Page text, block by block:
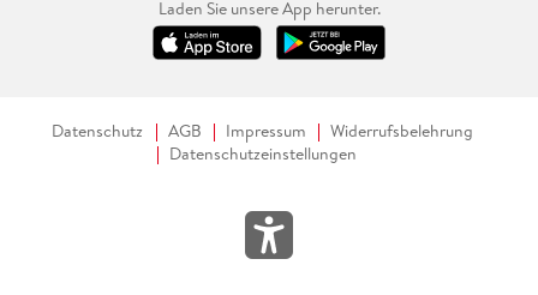
Laden Sie unsere App herunter.
Datenschutz AGB Impressum
Widerrufsbelehrung
Datenschutzeinstellungen